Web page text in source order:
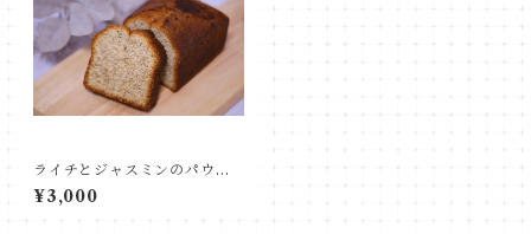
ライチとジャスミンのパウン
ドケーキ（ホール）
¥3,000